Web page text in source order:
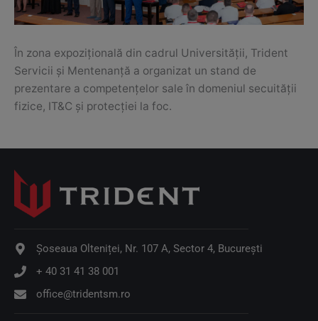
În zona expozițională din cadrul Universității, Trident
Servicii și Mentenanță a organizat un stand de
prezentare a competențelor sale în domeniul secuității
fizice, IT&C și protecției la foc.
Șoseaua Olteniței, Nr. 107 A, Sector 4, București
+ 40 31 41 38 001
office@tridentsm.ro